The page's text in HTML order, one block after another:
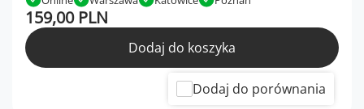
159,00 PLN
Dodaj do koszyka
Dodaj do porównania